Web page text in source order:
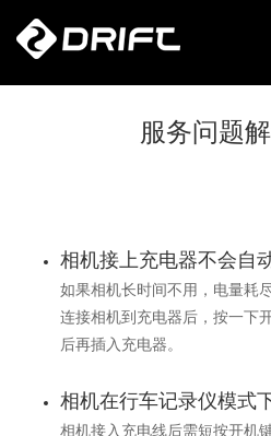
服务问题
相机接上充电器不会自
如果相机长时间不用，电量耗
连接相机到充电器后，按一下
后再插入充电器。
相机在行车记录仪模式
相机接入充电线后需短按开机